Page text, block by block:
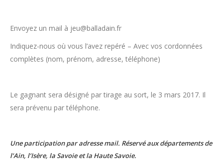
Envoyez un mail à jeu@balladain.fr
Indiquez-nous où vous l’avez repéré – Avec vos cordonnées
complètes (nom, prénom, adresse, téléphone)
Le gagnant sera désigné par tirage au sort, le 3 mars 2017. Il
sera prévenu par téléphone.
Une participation par adresse mail. Réservé aux départements de
l’Ain, l’Isère, la Savoie et la Haute Savoie.